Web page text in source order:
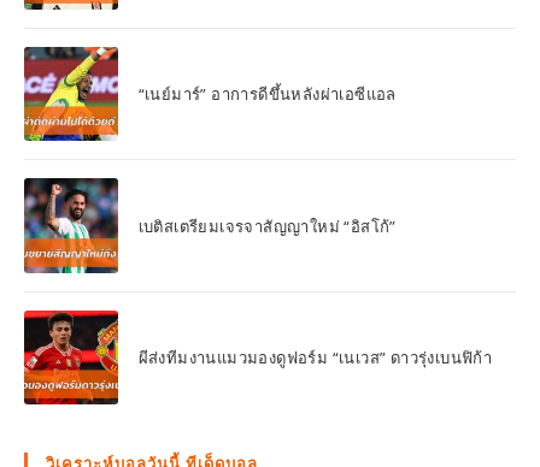
“เนย์มาร์” อาการดีขึ้นหลังผ่าเอซีแอล
เบติสเตรียมเจรจาสัญญาใหม่ “อิสโก้”
ผีส่งทีมงานแมวมองดูฟอร์ม “เนเวส” ดาวรุ่งเบนฟิก้า